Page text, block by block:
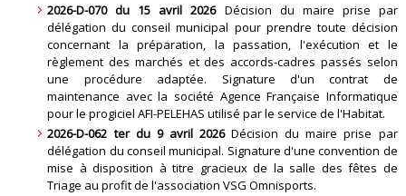
2026-D-070 du 15 avril 2026Décision du maire prise par
délégation du conseil municipal pour prendre toute décision
concernant la préparation, la passation, l'exécution et le
règlement des marchés et des accords-cadres passés selon
une procédure adaptée. Signature d'un contrat de
maintenance avec la société Agence Française Informatique
pour le progiciel AFI-PELEHAS utilisé par le service de l'Habitat.
2026-D-062 ter du 9 avril 2026Décision du maire prise par
délégation du conseil municipal. Signature d'une convention de
mise à disposition à titre gracieux de la salle des fêtes de
Triage au profit de l'association VSG Omnisports.